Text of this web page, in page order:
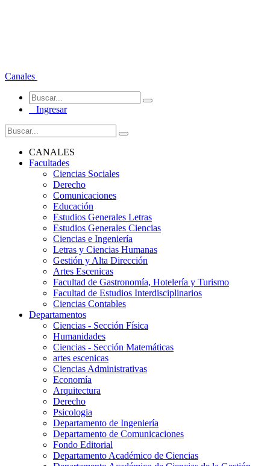
Canales
Ingresar
CANALES
Facultades
Ciencias Sociales
Derecho
Comunicaciones
Educación
Estudios Generales Letras
Estudios Generales Ciencias
Ciencias e Ingeniería
Letras y Ciencias Humanas
Gestión y Alta Dirección
Artes Escenicas
Facultad de Gastronomía, Hotelería y Turismo
Facultad de Estudios Interdisciplinarios
Ciencias Contables
Departamentos
Ciencias - Sección Física
Humanidades
Ciencias - Sección Matemáticas
artes escenicas
Ciencias Administrativas
Economía
Arquitectura
Derecho
Psicologia
Departamento de Ingeniería
Departamento de Comunicaciones
Fondo Editorial
Departamento Académico de Ciencias